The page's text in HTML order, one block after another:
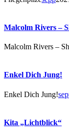
Mal­colm Rivers –
Mal­colm Rivers –
Enkel Dich Jung!
Enkel Dich Jung!
Kita „Licht­blick“